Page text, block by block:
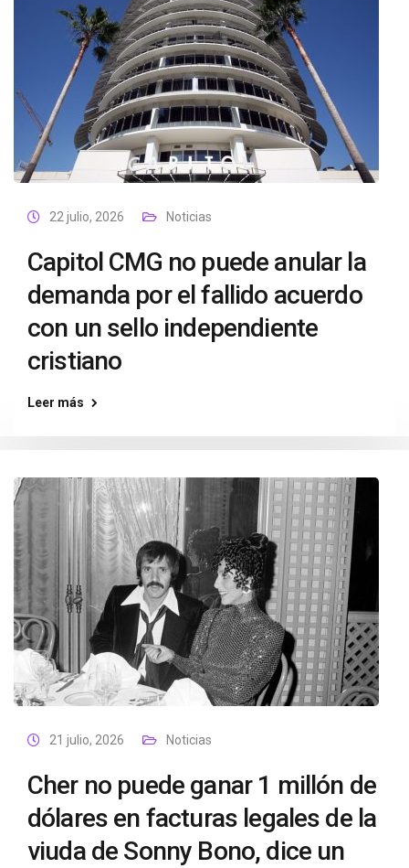
22 julio, 2026 Noticias
Capitol CMG no puede anular la
demanda por el fallido acuerdo
con un sello independiente
cristiano
Leer más
21 julio, 2026 Noticias
Cher no puede ganar 1 millón de
dólares en facturas legales de la
viuda de Sonny Bono, dice un